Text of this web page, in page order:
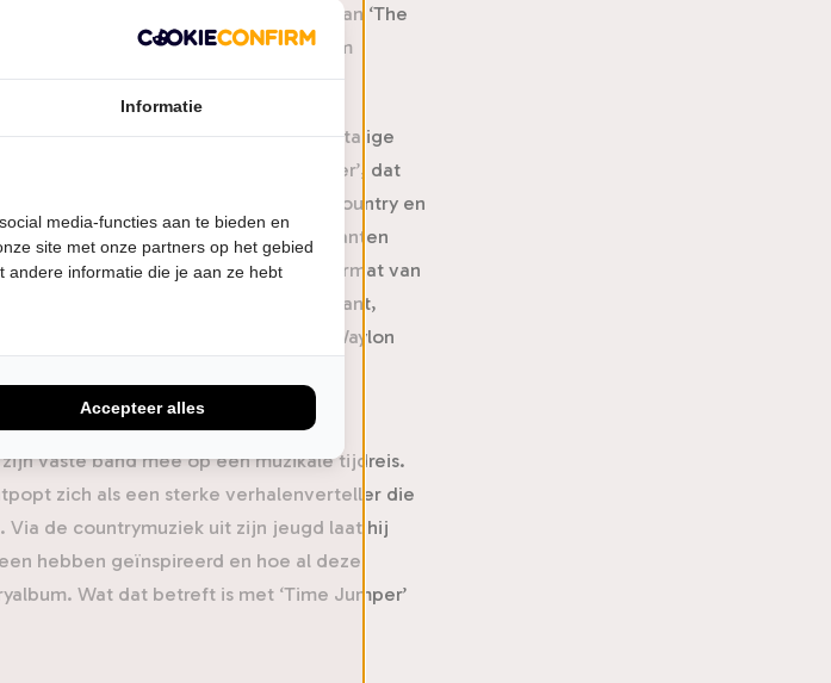
de Highwayman en de titelsong van ‘The
‘Wicked Ways’ en iedereen kent hem
Storm’.
in 2022 volgt zijn eerste Nederlandstalige
zijn schreden terug met ‘Time Jumper’, dat
die western swing, klassieke country en
club van fantastische studiomuzikanten
fenomeen uitgroeiden in de bakermat van
onder anderen Joe Walsh, Robert Plant,
als speciale gasten aankondigen. Waylon
kwaliteit spat er vanaf.
vaste band mee op een muzikale tijdreis.
zich als een sterke verhalenverteller die
de countrymuziek uit zijn jeugd laat hij
hebben geïnspireerd en hoe al deze
Wat dat betreft is met ‘Time Jumper’
Informatie
media-functies aan te bieden en
site met onze partners op het gebied
andere informatie die je aan ze hebt
Accepteer alles